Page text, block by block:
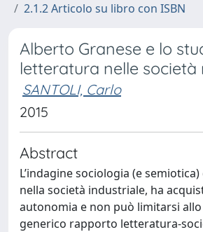
2.1.2 Articolo su libro con ISBN
Alberto Granese e lo
letteratura nelle società
SANTOLI, Carlo
2015
Abstract
L’indagine sociologia (e
nella società industriale, ha
autonomia e non può limitarsi
generico rapporto letteratura-